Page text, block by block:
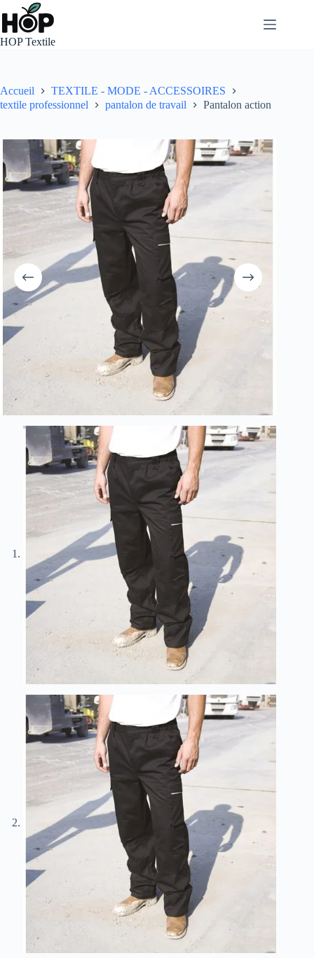
Passer
au
contenu
HOP Textile
Accueil
TEXTILE - MODE - ACCESSOIRES
textile professionnel
pantalon de travail Pantalon action